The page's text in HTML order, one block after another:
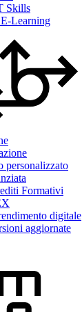
Skills
Learning
personalizzato
Formativi
digitale
aggiornate